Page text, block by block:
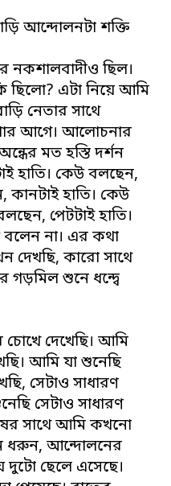
আন্দোলনটা শক্তি
নকশালবাদীও ছিল।
ছিলো? এটা নিয়ে আমি
নেতার সাথে
আগে। আলোচনার
মত হস্তি দর্শন
হাতি। কেউ বলছেন,
কানটাই হাতি। কেউ
পেটটাই হাতি।
বলেন না। এর কথা
দেখছি, কারো সাথে
শুনে ধন্দ্বে
দেখেছি। আমি
আমি যা শুনেছি
সেটাও সাধারণ
সেটাও সাধারণ
সাথে আমি কখনো
ধরুন, আন্দোলনের
দুটো ছেলে এসেছে।